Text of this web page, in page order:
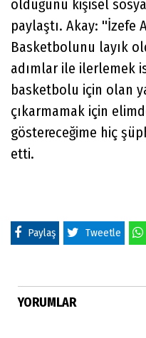
olduğunu kişisel
paylaştı. Akay: ''İzefe
Basketbolunu layık
adımlar ile ilerlemek
basketbolu için olan
çıkarmamak için
göstereceğime hiç
etti.
Paylaş Tweetle
YORUMLAR